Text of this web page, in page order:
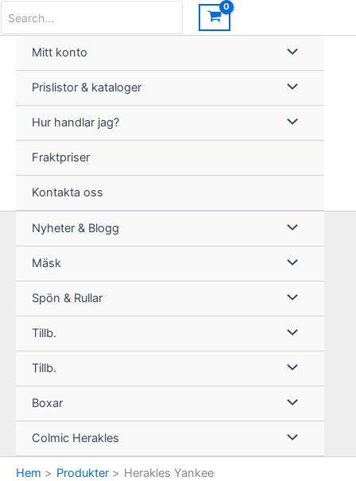
innehåll
for:
Mitt konto
Prislistor & kataloger
Hur handlar jag?
Fraktpriser
Kontakta oss
Nyheter & Blogg
Mäsk
Spön & Rullar
Tillb.
Tillb.
Boxar
Colmic Herakles
Hem Produkter Herakles Yankee